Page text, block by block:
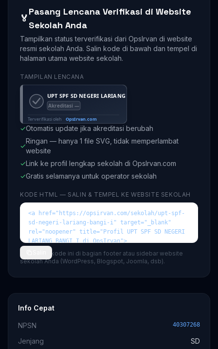
🏅
Pasang Lencana Verifikasi di Website
Sekolah Anda
Tampilkan status terverifikasi dari OpsIrvan di website
resmi sekolah Anda. Salin kode di bawah dan tempel di
halaman utama website sekolah.
TAMPILAN LENCANA
✓Otomatis update jika akreditasi berubah
✓
Ringan — hanya 1 file SVG, tidak memperlambat
website
✓Link ke profil lengkap sekolah di OpsIrvan.com
✓Gratis selamanya untuk operator sekolah
KODE HTML — SALIN & TEMPEL KE WEBSITE SEKOLAH
💡 Tempel kode ini di bagian footer atau sidebar website
sekolah Anda (WordPress, Blogspot, Joomla, dsb).
Info Cepat
NPSN 40307268
Jenjang
SD